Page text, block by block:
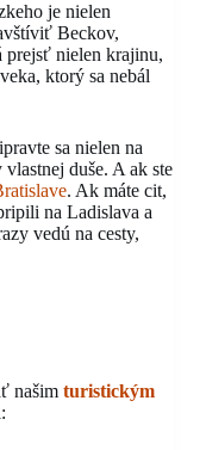
je nielen
Beckov,
prejsť nielen krajinu,
ktorý sa nebál
sa nielen na
duše. A ak ste
. Ak máte cit,
na Ladislava a
vedú na cesty,
našim turistickým